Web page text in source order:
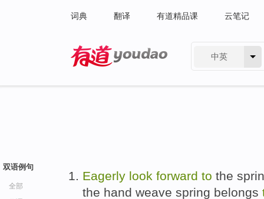
词典 翻译 有道精品课 云笔记
中英
双语例句
全部
Eagerly look forward to the
the hand weave spring belongs